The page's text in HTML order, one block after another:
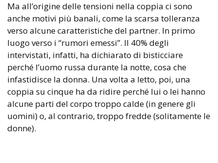
Ma all’origine delle tensioni nella coppia ci sono
anche motivi più banali, come la scarsa tolleranza
verso alcune caratteristiche del partner. In primo
luogo verso i “rumori emessi”. Il 40% degli
intervistati, infatti, ha dichiarato di bisticciare
perché l’uomo russa durante la notte, cosa che
infastidisce la donna. Una volta a letto, poi, una
coppia su cinque ha da ridire perché lui o lei hanno
alcune parti del corpo troppo calde (in genere gli
uomini) o, al contrario, troppo fredde (solitamente le
donne).